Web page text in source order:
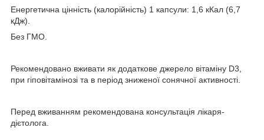
Енергетична цінність (калорійність) 1 капсули: 1,6 кКал (6,7
кДж).
Без ГМО.
Рекомендовано вживати як додаткове джерело вітаміну D3,
при гіповітамінозі та в період зниженої сонячної активності.
Перед вживанням рекомендована консультація лікаря-
дієтолога.